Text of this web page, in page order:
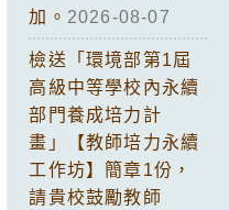
加。 2026-08-07
檢送「環境部第1屆
高級中等學校內永續
部門養成培力計
畫」【教師培力永續
工作坊】簡章1份，
請貴校鼓勵教師